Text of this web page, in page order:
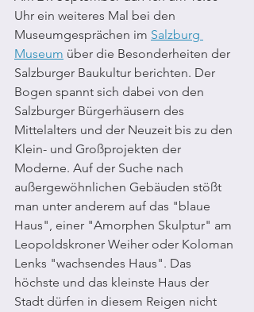
Uhr ein weiteres Mal bei den
Museumgesprächen im Salzburg
Museum über die Besonderheiten der
Salzburger Baukultur berichten. Der
Bogen spannt sich dabei von den
Salzburger Bürgerhäusern des
Mittelalters und der Neuzeit bis zu den
Klein- und Großprojekten der
Moderne. Auf der Suche nach
außergewöhnlichen Gebäuden stößt
man unter anderem auf das "blaue
Haus", einer "Amorphen Skulptur" am
Leopoldskroner Weiher oder Koloman
Lenks "wachsendes Haus". Das
höchste und das kleinste Haus der
Stadt dürfen in diesem Reigen nicht